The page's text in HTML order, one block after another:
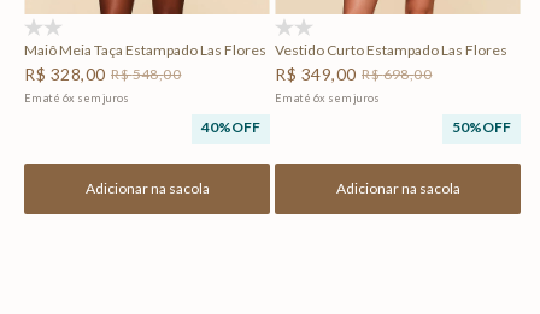
Maiô Meia Taça Estampado Las Flores
R$ 328,00 R$548,00
Em até 6x sem juros
40%OFF
Adicionar na sacola
Vestido Curto Estampado Las Flores
R$ 349,00 R$698,00
Em até 6x sem juros
50%OFF
Adicionar na sacola